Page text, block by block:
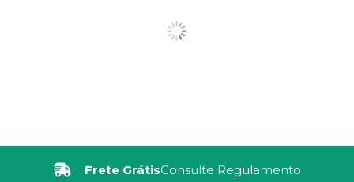
Frete GrátisConsulte Regulamento